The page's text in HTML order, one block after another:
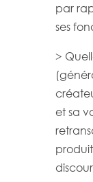
par
ses
>
et sa